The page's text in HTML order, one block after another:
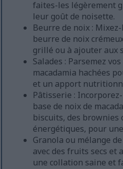
faites-les légèrement
leur goût de noisette.
Beurre de noix :
beurre de noix
grillé ou à ajouter aux
Salades : Parsemez
macadamia hachées
et un apport
Pâtisserie :
base de noix de
biscuits, des brownies
énergétiques, pour
Granola ou mélange
avec des fruits secs et
une collation saine et